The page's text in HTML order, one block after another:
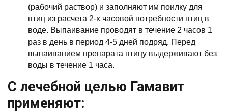
(рабочий раствор) и заполняют им поилку для
птиц из расчета 2-х часовой потребности птиц в
воде. Выпаивание проводят в течение 2 часов 1
раз в день в период 4-5 дней подряд. Перед
выпаиванием препарата птицу выдерживают без
воды в течение 1 часа.
С лечебной целью Гамавит
применяют: